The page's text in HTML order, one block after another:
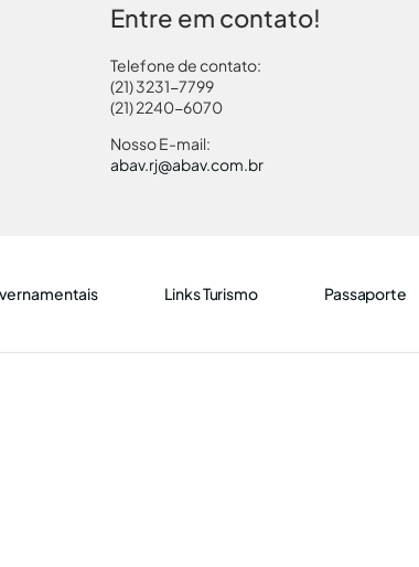
Entre em contato!
Telefone de contato:
(21) 3231-7799
(21) 2240-6070
Nosso E-mail:
abav.rj@abav.com.br
Links Turismo Passaporte